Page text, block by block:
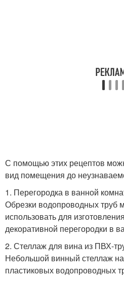
С помощью этих рецептов
вид помещения до
1. Перегородка в ванной
Обрезки водопроводных труб
использовать для
декоративной перегородки в
2. Стеллаж для вина из ПВХ-
Небольшой винный стеллаж на
пластиковых водопроводных